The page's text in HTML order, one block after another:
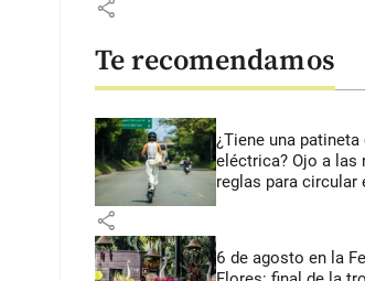
share
Te recomendamos
¿Tiene una
eléctrica? Ojo a las
reglas para circular
share
6 de agosto en la